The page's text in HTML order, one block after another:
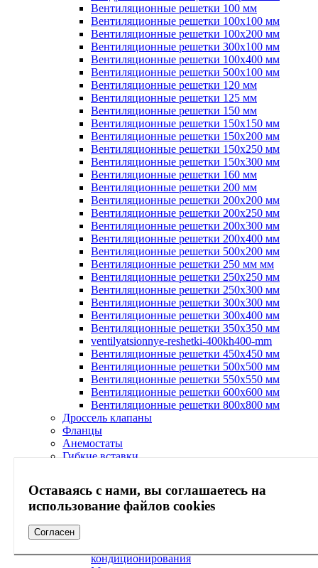
Оставаясь с нами, вы соглашаетесь на
использование файлов cookies
Согласен
Вентиляционные решетки 100 мм
Вентиляционные решетки 100х100 мм
Вентиляционные решетки 100х200 мм
Вентиляционные решетки 300х100 мм
Вентиляционные решетки 100х400 мм
Вентиляционные решетки 500х100 мм
Вентиляционные решетки 120 мм
Вентиляционные решетки 125 мм
Вентиляционные решетки 150 мм
Вентиляционные решетки 150х150 мм
Вентиляционные решетки 150х200 мм
Вентиляционные решетки 150х250 мм
Вентиляционные решетки 150х300 мм
Вентиляционные решетки 160 мм
Вентиляционные решетки 200 мм
Вентиляционные решетки 200х200 мм
Вентиляционные решетки 200х250 мм
Вентиляционные решетки 200х300 мм
Вентиляционные решетки 200х400 мм
Вентиляционные решетки 500х200 мм
Вентиляционные решетки 250 мм мм
Вентиляционные решетки 250х250 мм
Вентиляционные решетки 250х300 мм
Вентиляционные решетки 300х300 мм
Вентиляционные решетки 300х400 мм
Вентиляционные решетки 350х350 мм
ventilyatsionnye-reshetki-400kh400-mm
Вентиляционные решетки 450х450 мм
Вентиляционные решетки 500х500 мм
Вентиляционные решетки 550х550 мм
Вентиляционные решетки 600х600 мм
Вентиляционные решетки 800х800 мм
Дроссель клапаны
Фланцы
Анемостаты
Гибкие вставки
Кондиционирование
Кондиционеры
кондиционирования